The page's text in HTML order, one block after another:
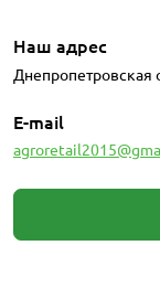
Наш адрес
Днепропетровская
E-mail